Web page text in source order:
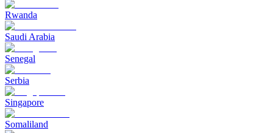
Rwanda
Saudi Arabia
Senegal
Serbia
Singapore
Somaliland